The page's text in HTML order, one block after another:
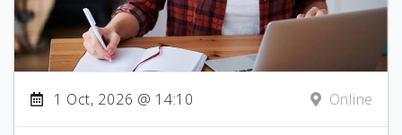
Online
1 Oct, 2026 @ 14:10